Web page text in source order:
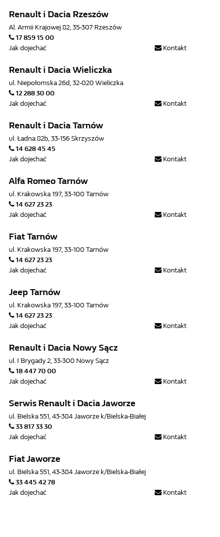
Renault i Dacia Rzeszów
Al. Armii Krajowej 82, 35-307 Rzeszów
17 859 15 00
Kontakt
Jak dojechać
Renault i Dacia Wieliczka
ul. Niepołomska 26d, 32-020 Wieliczka
12 288 30 00
Kontakt
Jak dojechać
Renault i Dacia Tarnów
ul. Ładna 82b, 33-156 Skrzyszów
14 628 45 45
Kontakt
Jak dojechać
Alfa Romeo Tarnów
ul. Krakowska 197, 33-100 Tarnów
14 627 23 23
Kontakt
Jak dojechać
Fiat Tarnów
ul. Krakowska 197, 33-100 Tarnów
14 627 23 23
Kontakt
Jak dojechać
Jeep Tarnów
ul. Krakowska 197, 33-100 Tarnów
14 627 23 23
Kontakt
Jak dojechać
Renault i Dacia Nowy Sącz
ul. I Brygady 2, 33-300 Nowy Sącz
18 447 70 00
Kontakt
Jak dojechać
Serwis Renault i Dacia Jaworze
ul. Bielska 551, 43-384 Jaworze k/Bielska-Białej
33 817 33 30
Kontakt
Jak dojechać
Fiat Jaworze
ul. Bielska 551, 43-384 Jaworze k/Bielska-Białej
33 445 42 78
Kontakt
Jak dojechać